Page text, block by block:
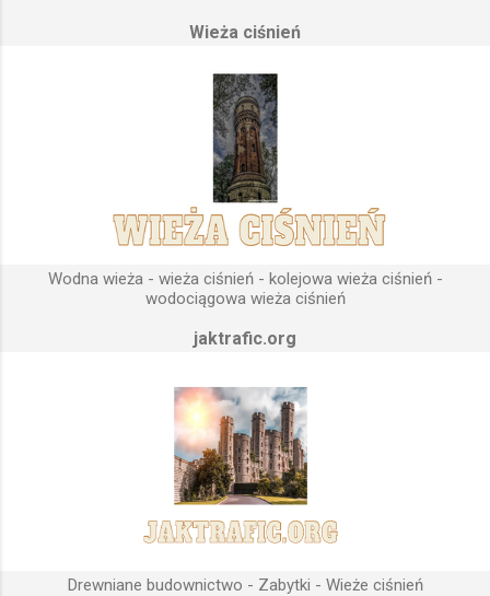
fundamenty modułu infrastruktury wodnej, zaplanowanej dla
Podstawową funkcją wież ciśnień jest zwiększanie ciśnienia
wody do dystrybucji. Zasada działania wieży ciśnień Cechą
priorytetową przy projektowaniu wieży ciśnień jest wyszukanie
odpowiedniego terenu pod przyszłe fundamenty obiektu.
Konstrukcja, aby mogła być w pełni funkcjonalna musi zostać
wybudowana na najwyższym lokalnym wzniesieniu. Ponieważ
gromadząca się woda w zbiorniku wieży ciśnień musi być
umieszczona wyżej, niż instalacje wodne znajdujące się u
odbiorców. Schema...
Wieża ciśnień
Wodna wieża - wieża ciśnień - kolejowa wieża ciśnień -
wodociągowa wieża ciśnień
jaktrafic.org
Drewniane budownictwo - Zabytki - Wieże ciśnień